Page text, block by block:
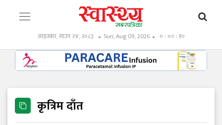
आइतबार, साउन २४, २०८३ Sun, Aug 09, 2026 ० : ०० : १०
कृत्रिम दाँत